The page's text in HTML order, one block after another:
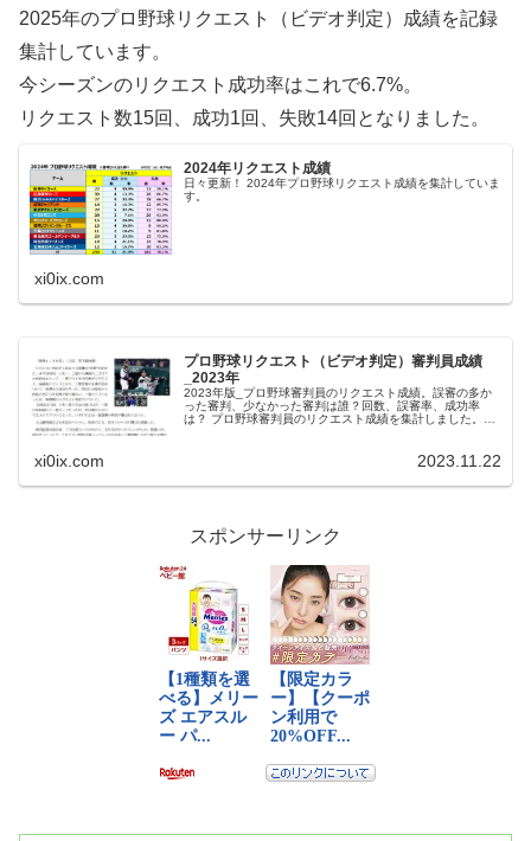
2025年のプロ野球リクエスト（ビデオ判定）成績を記録
集計しています。
今シーズンのリクエスト成功率はこれで6.7%。
リクエスト数15回、成功1回、失敗14回となりました。
2024年リクエスト成績
日々更新！ 2024年プロ野球リクエスト成績を集計していま
す。
xi0ix.com
プロ野球リクエスト（ビデオ判定）審判員成績
_2023年
2023年版_プロ野球審判員のリクエスト成績。誤審の多か
った審判、少なかった審判は誰？回数、誤審率、成功率
は？ プロ野球審判員のリクエスト成績を集計しました。厳
xi0ix.com 2023.11.22
スポンサーリンク